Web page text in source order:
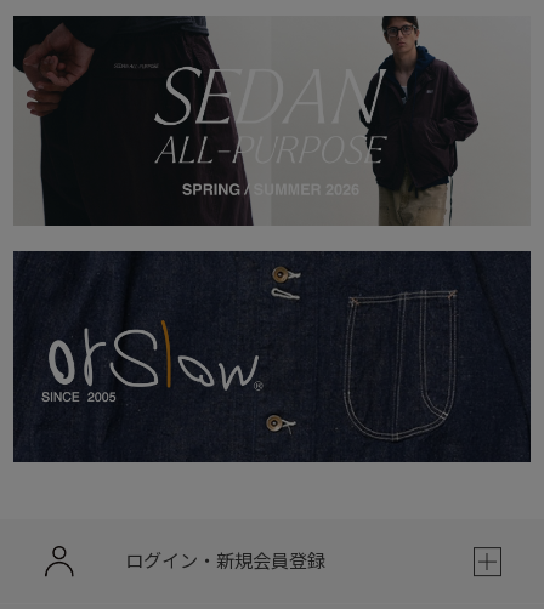
ログイン・新規会員登録